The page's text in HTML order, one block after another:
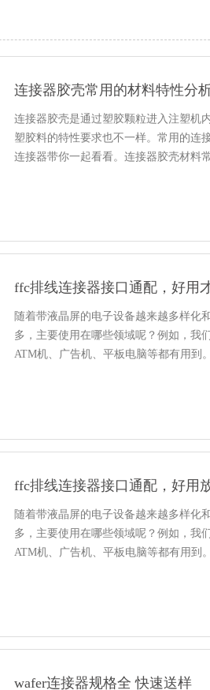
连接器胶壳常用的材料特性分
连接器胶壳是通过塑胶颗粒进入注塑机
塑胶料的特性要求也不一样。常用的连
连接器带你一起看看。连接器胶壳材料
ffc排线连接器接口通配，好用
随着带液晶屏的电子设备越来越多样化
多，主要使用在哪些领域呢？例如，我
ATM机、广告机、平板电脑等都有用到
ffc排线连接器接口通配，好用
随着带液晶屏的电子设备越来越多样化
多，主要使用在哪些领域呢？例如，我
ATM机、广告机、平板电脑等都有用到
wafer连接器规格全 快速送样